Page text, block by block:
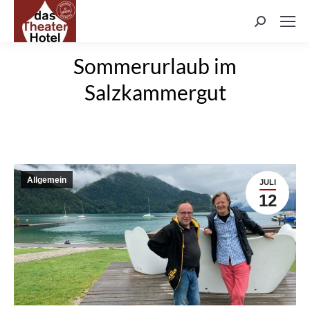
Search:
Sommerurlaub im
Salzkammergut
JULI
12
Allgemein